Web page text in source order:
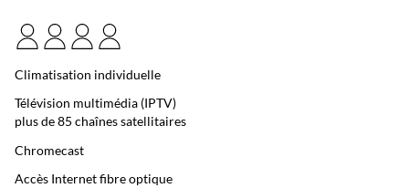
Climatisation individuelle
Télévision multimédia (IPTV)
plus de 85 chaînes satellitaires
Chromecast
Accès Internet fibre optique